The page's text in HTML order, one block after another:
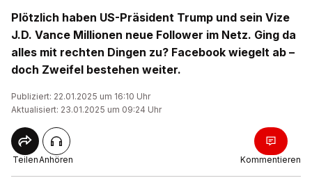
Plötzlich haben US-Präsident Trump und sein Vize
J.D. Vance Millionen neue Follower im Netz. Ging da
alles mit rechten Dingen zu? Facebook wiegelt ab –
doch Zweifel bestehen weiter.
Publiziert: 22.01.2025 um 16:10 Uhr
Aktualisiert: 23.01.2025 um 09:24 Uhr
TeilenAnhören Kommentieren